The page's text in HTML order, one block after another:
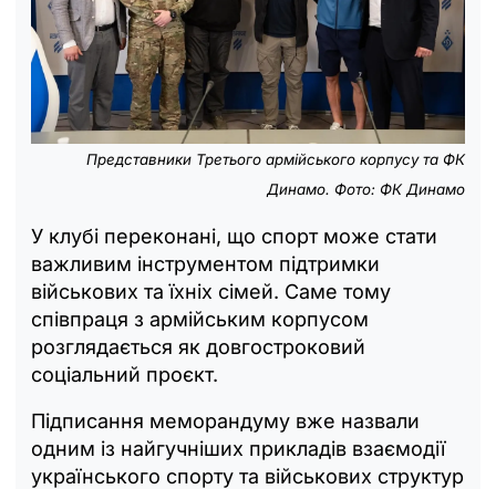
Представники Третього армійського корпусу та ФК
Динамо. Фото: ФК Динамо
У клубі переконані, що спорт може стати
важливим інструментом підтримки
військових та їхніх сімей. Саме тому
співпраця з армійським корпусом
розглядається як довгостроковий
соціальний проєкт.
Підписання меморандуму вже назвали
одним із найгучніших прикладів взаємодії
українського спорту та військових структур